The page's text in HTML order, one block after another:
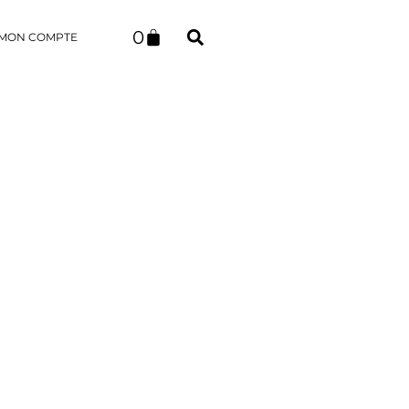
COMPTE 0